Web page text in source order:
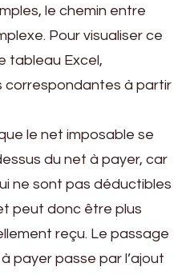
le chemin entre
Pour visualiser ce
tableau Excel,
correspondantes à partir
le net imposable se
du net à payer, car
ne sont pas déductibles
peut donc être plus
reçu. Le passage
payer passe par l’ajout